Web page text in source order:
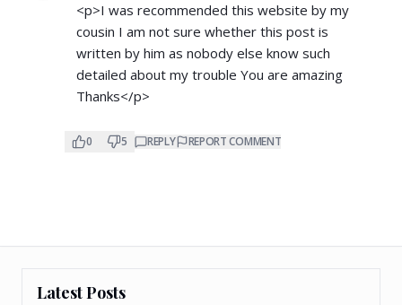
<p>I was recommended this website by my
cousin I am not sure whether this post is
written by him as nobody else know such
detailed about my trouble You are amazing
Thanks</p>
0 5 REPLY REPORT COMMENT
Latest Posts